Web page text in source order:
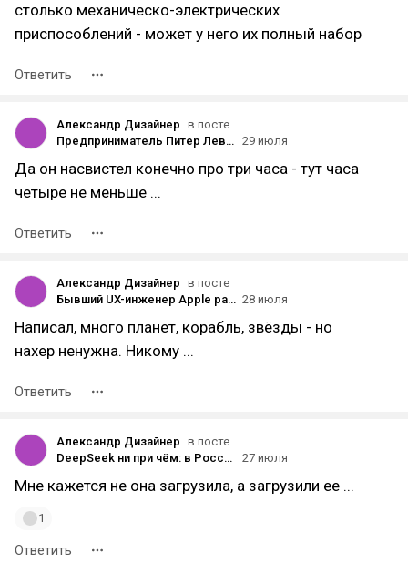
столько механическо-электрических
приспособлений - может у него их полный набор
Ответить
Александр Дизайнер в посте
Предприниматель Питер Левелс сгенерировал игру с помощью нейросети и получил $87 тысяч за первый месяц — с рекламы, подписок и продажи предметов 29 июля
Да он насвистел конечно про три часа - тут часа
четыре не меньше ...
Ответить
Александр Дизайнер в посте
Бывший UX-инженер Apple рассказал, как Opus 5 за 24 часа написала для него 3D-игру в духе Starfield с сотней планет и звёзд — сама, без готовых ассетов 28 июля
Написал, много планет, корабль, звёзды - но
нахер ненужна. Никому ...
Ответить
Александр Дизайнер в посте
DeepSeek ни при чём: в России появилось первое громкое дело об ИИ и коммерческой тайне
27 июля
Мне кажется не она загрузила, а загрузили ее ...
1
Ответить